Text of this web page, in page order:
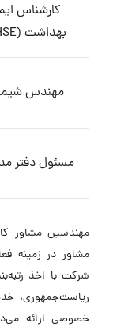
کارشناس
بهداشت (HSE)- آقا
مهندس
مسئول دفتر
مهندسین مشاور
مشاور در زمینه
شرکت با اخذ
ریاست‌جمهوری،
خصوصی ارائه